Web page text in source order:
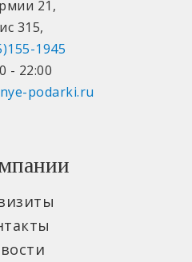
21 ,
315,
1945
- 22:00
podarki.ru